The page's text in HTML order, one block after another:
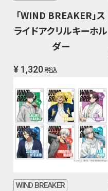
「WIND BREAKER」ス
ライドアクリルキーホル
ダー
¥ 1,320 税込
WIND BREAKER